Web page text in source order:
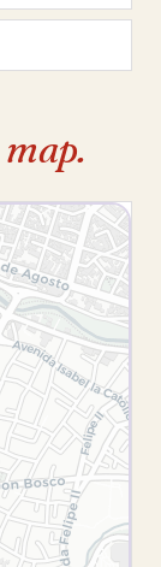
map.